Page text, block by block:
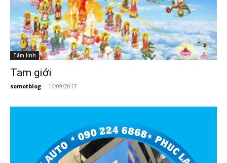
Tâm linh
Tam giới
somotblog - 16/09/2017